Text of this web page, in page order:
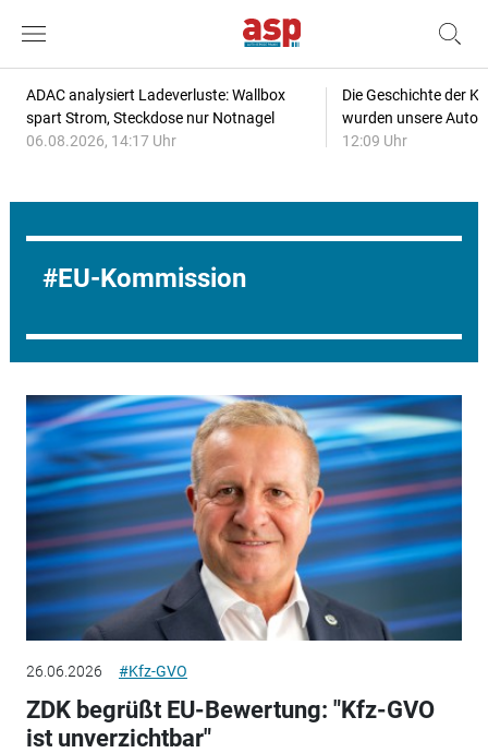
ADAC analysiert Ladeverluste: Wallbox
spart Strom, Steckdose nur Notnagel
06.08.2026, 14:17 Uhr
Die Geschichte der
wurden unsere
12:09 Uhr
EU-Kommission
26.06.2026 #Kfz-GVO
ZDK begrüßt EU-Bewertung: "Kfz-GVO
ist unverzichtbar"